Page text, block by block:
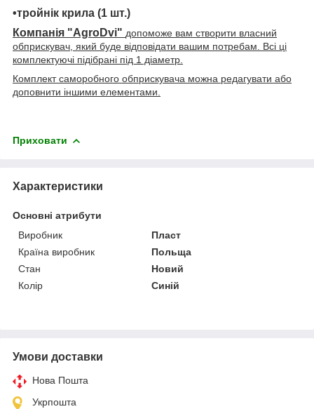
•тройнік крила (1 шт.)
Компанія "AgroDvi" допоможе вам створити власний
обприскувач, який буде відповідати вашим потребам. Всі ці
комплектуючі підібрані під 1 діаметр.
Комплект саморобного обприскувача можна редагувати або
доповнити іншими елементами.
Приховати
Характеристики
Основні атрибути
Виробник
Пласт
Країна виробник
Польща
Стан
Новий
Колір
Синій
Умови доставки
Нова Пошта
Укрпошта